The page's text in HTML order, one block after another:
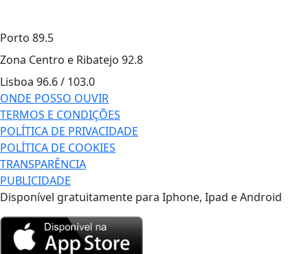
Porto 89.5
Zona Centro e Ribatejo 92.8
Lisboa 96.6 / 103.0
ONDE POSSO OUVIR
TERMOS E CONDIÇÕES
POLÍTICA DE PRIVACIDADE
POLÍTICA DE COOKIES
TRANSPARÊNCIA
PUBLICIDADE
Disponível gratuitamente para Iphone, Ipad e Android